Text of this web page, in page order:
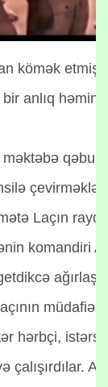
kömək
anlıq həmin
qəbul
Laçın
komandiri
hərbçi,